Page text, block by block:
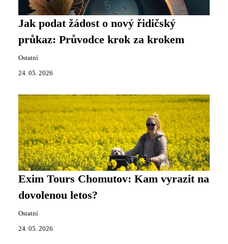
Jak podat žádost o nový řidičský
průkaz: Průvodce krok za krokem
Ostatní
24. 05. 2026
Exim Tours Chomutov: Kam vyrazit na
dovolenou letos?
Ostatní
24. 05. 2026